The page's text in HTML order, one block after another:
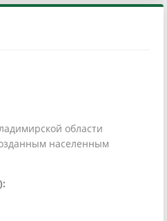
области
населенным